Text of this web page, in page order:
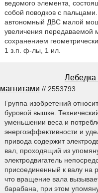
ведомого элемента,
собой поводков с
автономный ДВС малой
увеличения передаваемой
сохранением
1 з.п. ф-лы, 1 ил.
Лебедка
магнитами // 2553793
Группа изобретений
буровой вышке.
уменьшении веса и
энергоэффективности и
привода содержит
вал, проходящий из
электродвигатель
присоединенный к валу на
что вращение вала
барабана, при этом